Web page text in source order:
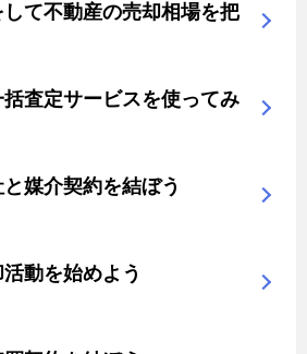
て不動産の売却相場を把
査定サービスを使ってみ
媒介契約を結ぼう
動を始めよう